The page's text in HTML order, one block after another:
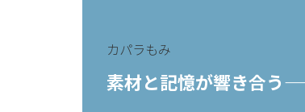
カパラもみ
素材と記憶が響き合う